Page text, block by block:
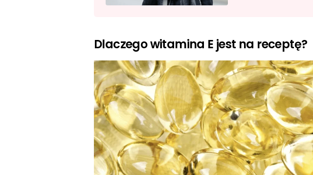
Dlaczego witamina E jest na receptę?